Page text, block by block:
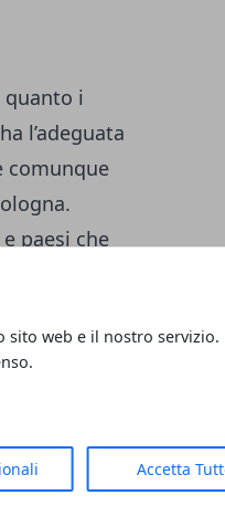
web e il nostro servizio.
Accetta
quanto i
l’adeguata
comunque
paesi che
e
facile
Milano e
un